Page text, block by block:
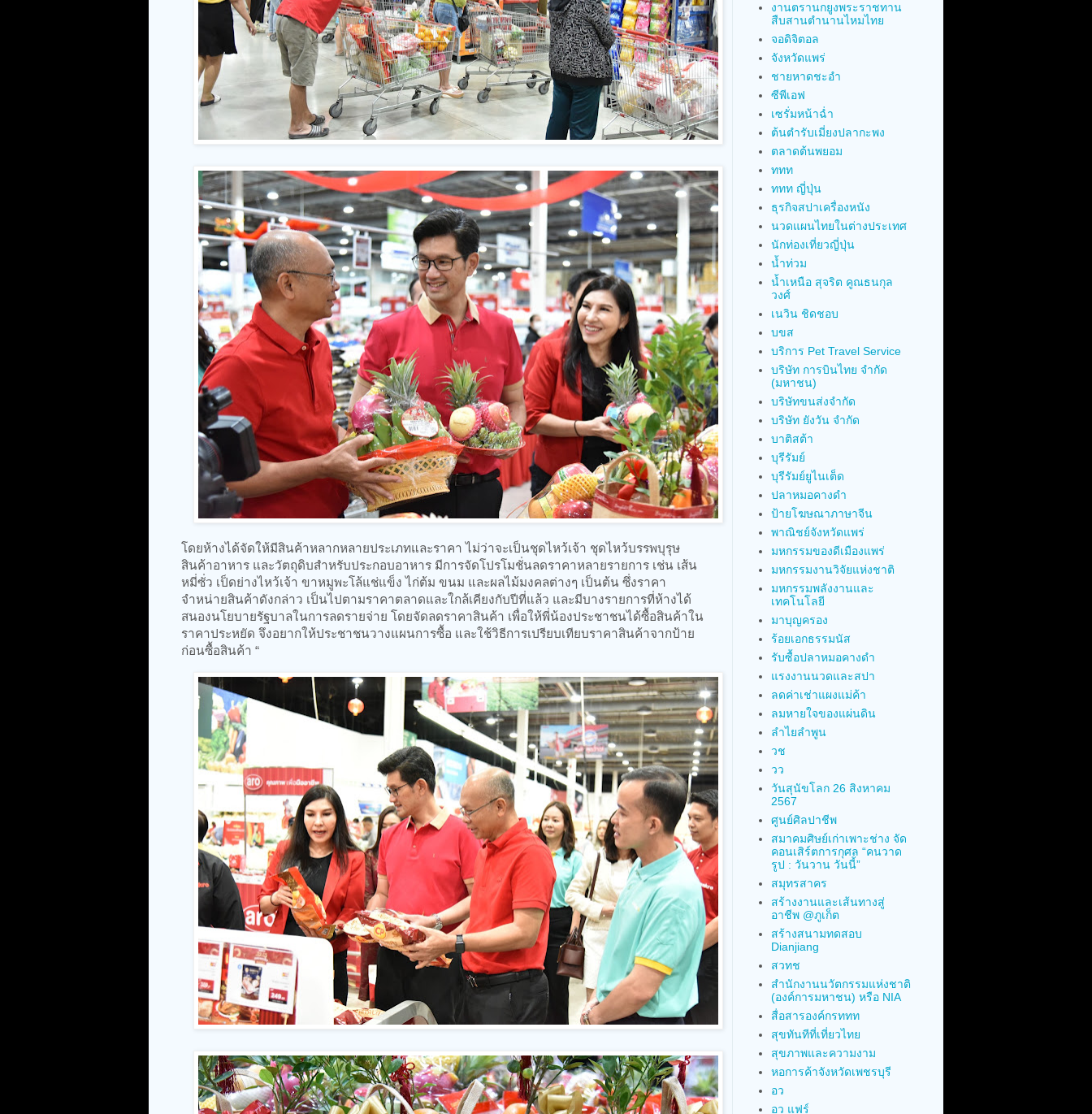
โดยห้างได้จัดให้มีสินค้าหลากหลายประเภทและราคา ไม่ว่าจะเป็นชุดไหว้เจ้า ชุดไหว้บรรพบุรุษ
สินค้าอาหาร และวัตถุดิบสำหรับประกอบอาหาร มีการจัดโปรโมชั่นลดราคาหลายรายการ เช่น เส้น
หมี่ซั่ว เป็ดย่างไหว้เจ้า ขาหมูพะโล้แช่แข็ง ไก่ต้ม ขนม และผลไม้มงคลต่างๆ เป็นต้น ซึ่งราคา
จำหน่ายสินค้าดังกล่าว เป็นไปตามราคาตลาดและใกล้เคียงกับปีที่แล้ว และมีบางรายการที่ห้างได้
สนองนโยบายรัฐบาลในการลดรายจ่าย โดยจัดลดราคาสินค้า เพื่อให้พี่น้องประชาชนได้ซื้อสินค้าใน
ราคาประหยัด จึงอยากให้ประชาชนวางแผนการซื้อ และใช้วิธีการเปรียบเทียบราคาสินค้าจากป้าย
ก่อนซื้อสินค้า “
งานตรานกยูงพระราชทาน
สืบสานตำนานไหมไทย
จอดิจิตอล
จังหวัดแพร่
ชายหาดชะอำ
ซีพีเอฟ
เซรั่มหน้าฉ่ำ
ต้นตำรับเมี่ยงปลากะพง
ตลาดต้นพยอม
ททท
ททท ญี่ปุ่น
ธุรกิจสปาเครื่องหนัง
นวดแผนไทยในต่างประเทศ
นักท่องเที่ยวญี่ปุ่น
น้ำท่วม
น้ำเหนือ สุจริต คูณธนกุล
วงศ์
เนวิน ชิดชอบ
บขส
บริการ Pet Travel Service
บริษัท การบินไทย จำกัด
(มหาชน)
บริษัทขนส่งจำกัด
บริษัท ยังวัน จำกัด
บาติสต้า
บุรีรัมย์
บุรีรัมย์ยูไนเต็ด
ปลาหมอคางดำ
ป้ายโฆษณาภาษาจีน
พาณิชย์จังหวัดแพร่
มหกรรมของดีเมืองแพร่
มหกรรมงานวิจัยแห่งชาติ
มหกรรมพลังงานและ
เทคโนโลยี
มาบุญครอง
ร้อยเอกธรรมนัส
รับซื้อปลาหมอคางดำ
แรงงานนวดและสปา
ลดค่าเช่าแผงแม่ค้า
ลมหายใจของแผ่นดิน
ลำไยลำพูน
วช
วว
วันสุนัขโลก 26 สิงหาคม
2567
ศูนย์ศิลปาชีพ
สมาคมศิษย์เก่าเพาะช่าง จัด
คอนเสิร์ตการกุศล “คนวาด
รูป : วันวาน วันนี้”
สมุทรสาคร
สร้างงานและเส้นทางสู่
อาชีพ @ภูเก็ต
สร้างสนามทดสอบ
Dianjiang
สวทช
สำนักงานนวัตกรรมแห่งชาติ
(องค์การมหาชน) หรือ NIA
สื่อสารองค์กรททท
สุขทันทีที่เที่ยวไทย
สุขภาพและความงาม
หอการค้าจังหวัดเพชรบุรี
อว
อว แฟร์